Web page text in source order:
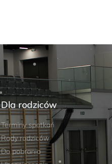
Dla rodziców
Terminy spotkań
Rady rodziców
Do pobrania